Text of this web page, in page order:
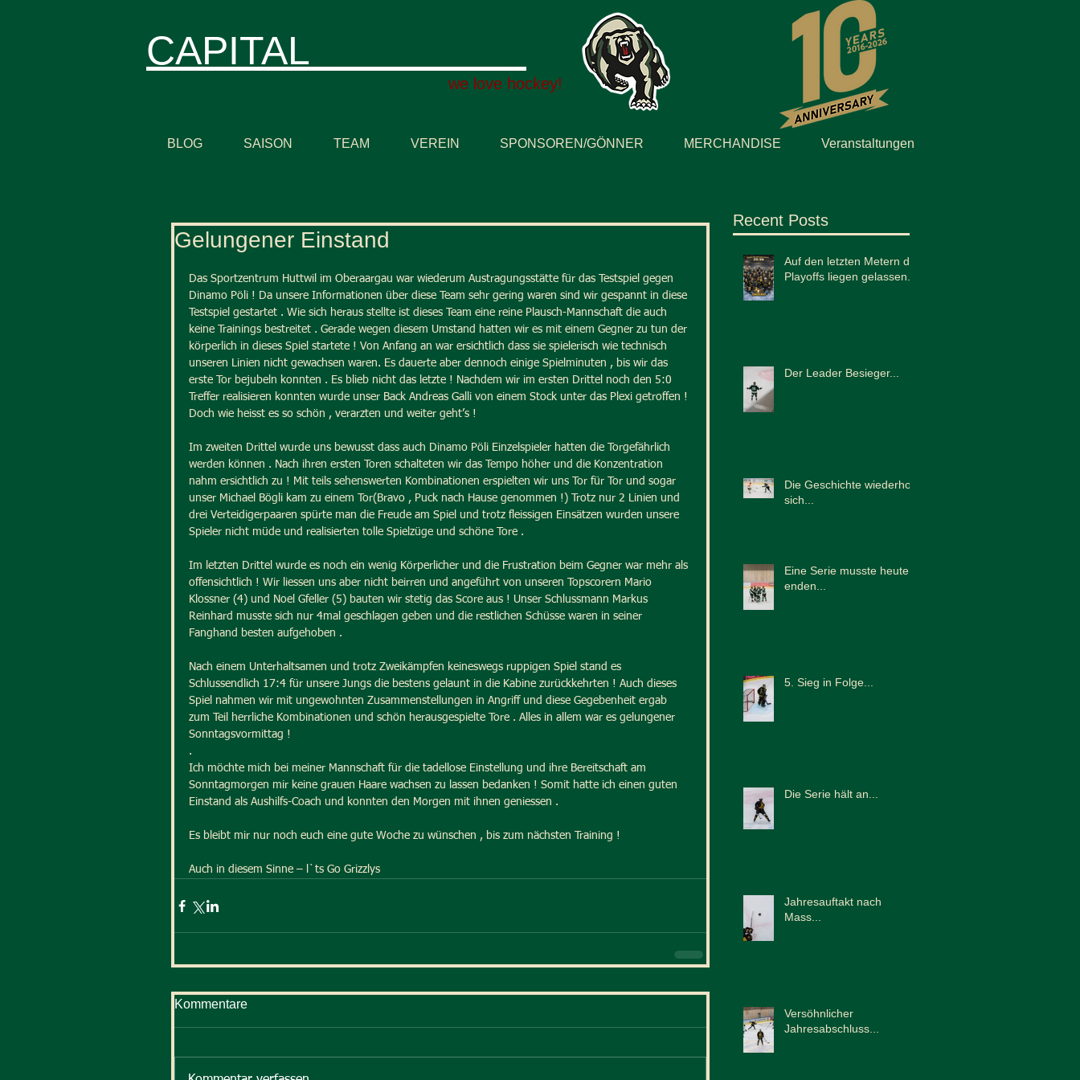
CAPITAL
we love hockey!
BLOG SAISON TEAM VEREIN SPONSOREN/GÖNNER MERCHANDISE Veranstaltungen
Gelungener Einstand
Das Sportzentrum Huttwil im Oberaargau war wiederum Austragungsstätte für das Testspiel gegen
Dinamo Pöli ! Da unsere Informationen über diese Team sehr gering waren sind wir gespannt in diese
Testspiel gestartet . Wie sich heraus stellte ist dieses Team eine reine Plausch-Mannschaft die auch
keine Trainings bestreitet . Gerade wegen diesem Umstand hatten wir es mit einem Gegner zu tun der
körperlich in dieses Spiel startete ! Von Anfang an war ersichtlich dass sie spielerisch wie technisch
unseren Linien nicht gewachsen waren. Es dauerte aber dennoch einige Spielminuten , bis wir das
erste Tor bejubeln konnten . Es blieb nicht das letzte ! Nachdem wir im ersten Drittel noch den 5:0
Treffer realisieren konnten wurde unser Back Andreas Galli von einem Stock unter das Plexi getroffen !
Doch wie heisst es so schön , verarzten und weiter geht’s !
Im zweiten Drittel wurde uns bewusst dass auch Dinamo Pöli Einzelspieler hatten die Torgefährlich
werden können . Nach ihren ersten Toren schalteten wir das Tempo höher und die Konzentration
nahm ersichtlich zu ! Mit teils sehenswerten Kombinationen erspielten wir uns Tor für Tor und sogar
unser Michael Bögli kam zu einem Tor(Bravo , Puck nach Hause genommen !) Trotz nur 2 Linien und
drei Verteidigerpaaren spürte man die Freude am Spiel und trotz fleissigen Einsätzen wurden unsere
Spieler nicht müde und realisierten tolle Spielzüge und schöne Tore .
Im letzten Drittel wurde es noch ein wenig Körperlicher und die Frustration beim Gegner war mehr als
offensichtlich ! Wir liessen uns aber nicht beirren und angeführt von unseren Topscorern Mario
Klossner (4) und Noel Gfeller (5) bauten wir stetig das Score aus ! Unser Schlussmann Markus
Reinhard musste sich nur 4mal geschlagen geben und die restlichen Schüsse waren in seiner
Fanghand besten aufgehoben .
Nach einem Unterhaltsamen und trotz Zweikämpfen keineswegs ruppigen Spiel stand es
Schlussendlich 17:4 für unsere Jungs die bestens gelaunt in die Kabine zurückkehrten ! Auch dieses
Spiel nahmen wir mit ungewohnten Zusammenstellungen in Angriff und diese Gegebenheit ergab
zum Teil herrliche Kombinationen und schön herausgespielte Tore . Alles in allem war es gelungener
Sonntagsvormittag !
.
Ich möchte mich bei meiner Mannschaft für die tadellose Einstellung und ihre Bereitschaft am
Sonntagmorgen mir keine grauen Haare wachsen zu lassen bedanken ! Somit hatte ich einen guten
Einstand als Aushilfs-Coach und konnten den Morgen mit ihnen geniessen .
Es bleibt mir nur noch euch eine gute Woche zu wünschen , bis zum nächsten Training !
Auch in diesem Sinne – l`ts Go Grizzlys
Kommentare
Recent Posts
Auf den letzten Metern die
Playoffs liegen gelassen...
Der Leader Besieger...
Die Geschichte wiederholt
sich...
Eine Serie musste heute
enden...
5. Sieg in Folge...
Die Serie hält an...
Jahresauftakt nach
Mass...
Versöhnlicher
Jahresabschluss...